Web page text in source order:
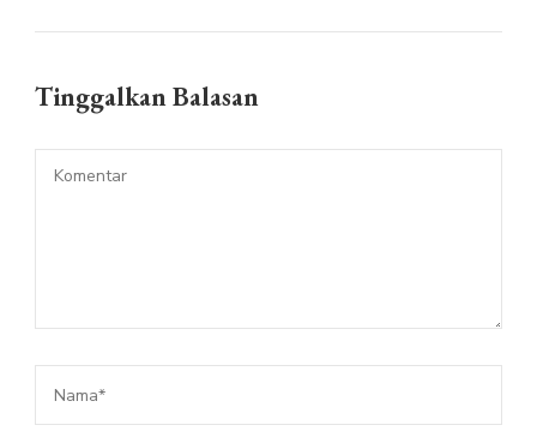
Tinggalkan Balasan